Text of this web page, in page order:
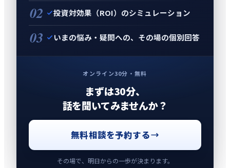
02 投資対効果（ROI）のシミュレーション
03 いまの悩み・疑問への、その場の個別回答
オンライン30分・無料
まずは30分、
話を聞いてみませんか？
無料相談を予約する
その場で、明日からの一歩が決まります。